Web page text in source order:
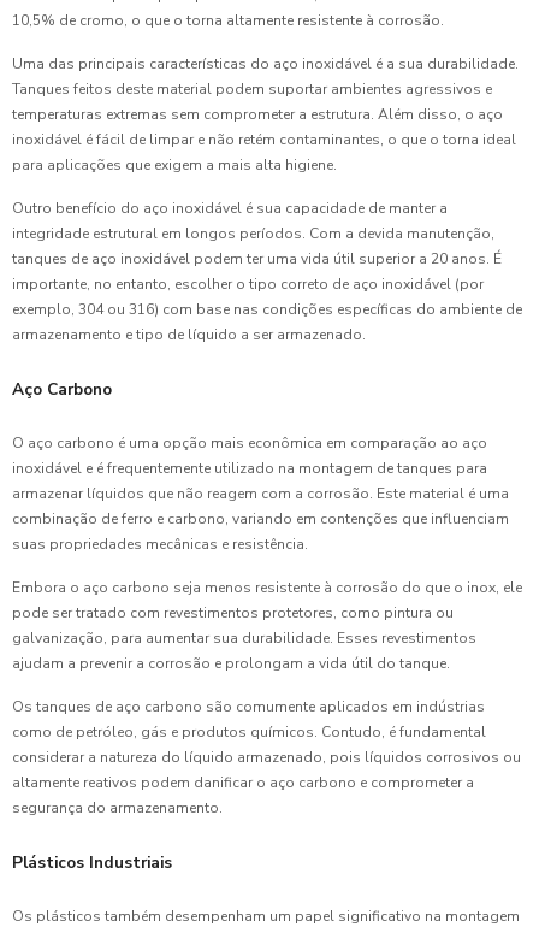
10,5% de cromo, o que o torna altamente resistente à corrosão.
Uma das principais características do aço inoxidável é a sua durabilidade.
Tanques feitos deste material podem suportar ambientes agressivos e
temperaturas extremas sem comprometer a estrutura. Além disso, o aço
inoxidável é fácil de limpar e não retém contaminantes, o que o torna ideal
para aplicações que exigem a mais alta higiene.
Outro benefício do aço inoxidável é sua capacidade de manter a
integridade estrutural em longos períodos. Com a devida manutenção,
tanques de aço inoxidável podem ter uma vida útil superior a 20 anos. É
importante, no entanto, escolher o tipo correto de aço inoxidável (por
exemplo, 304 ou 316) com base nas condições específicas do ambiente de
armazenamento e tipo de líquido a ser armazenado.
Aço Carbono
O aço carbono é uma opção mais econômica em comparação ao aço
inoxidável e é frequentemente utilizado na montagem de tanques para
armazenar líquidos que não reagem com a corrosão. Este material é uma
combinação de ferro e carbono, variando em contenções que influenciam
suas propriedades mecânicas e resistência.
Embora o aço carbono seja menos resistente à corrosão do que o inox, ele
pode ser tratado com revestimentos protetores, como pintura ou
galvanização, para aumentar sua durabilidade. Esses revestimentos
ajudam a prevenir a corrosão e prolongam a vida útil do tanque.
Os tanques de aço carbono são comumente aplicados em indústrias
como de petróleo, gás e produtos químicos. Contudo, é fundamental
considerar a natureza do líquido armazenado, pois líquidos corrosivos ou
altamente reativos podem danificar o aço carbono e comprometer a
segurança do armazenamento.
Plásticos Industriais
Os plásticos também desempenham um papel significativo na montagem